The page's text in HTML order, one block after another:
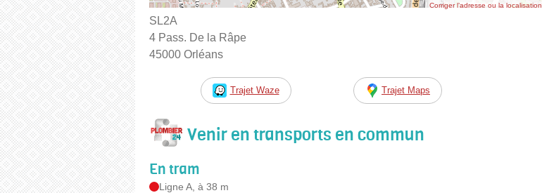
Corriger l’adresse ou la localisation
SL2A
4 Pass. De la Râpe
45000 Orléans
Trajet Waze Trajet Maps
Venir en transports en commun
En tram
Ligne A, à 38 m